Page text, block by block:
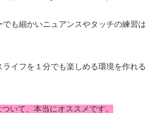
でも細かいニュアンスやタッチの練習は
ライフを１分でも楽しめる環境を作れる
ついて、本当にオススメです。